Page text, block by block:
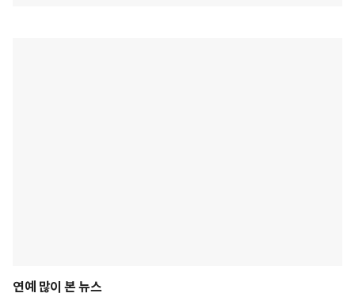
연예 많이 본 뉴스